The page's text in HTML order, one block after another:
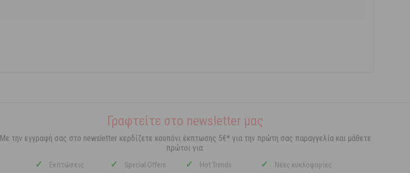
Γραφτείτε στο newsletter μας
Με την εγγραφή σας στο newsletter κερδίζετε κουπόνι έκπτωσης 5€* για την πρώτη σας παραγγελία και μάθετε
πρώτοι για:
✓ Εκπτώσεις ✓ Special Offers ✓ Hot Trends ✓ Νέες κυκλοφορίες